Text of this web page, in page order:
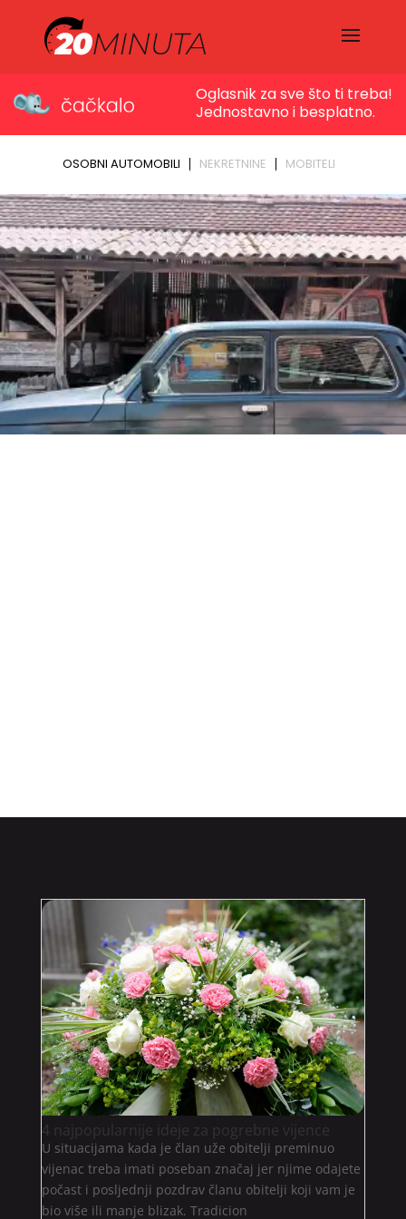
4 najpopularnije ideje za pogrebne vijence
U situacijama kada je član uže obitelji preminuo
vijenac treba imati poseban značaj jer njime odajete
počast i posljednji pozdrav članu obitelji koji vam je
bio više ili manje blizak. Tradicion